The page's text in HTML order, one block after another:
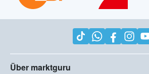
Über marktguru